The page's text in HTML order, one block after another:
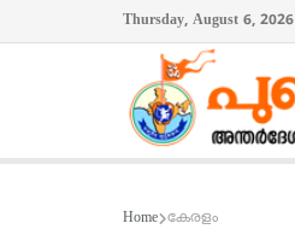
Thursday, August 6, 2026
Home കേരളം